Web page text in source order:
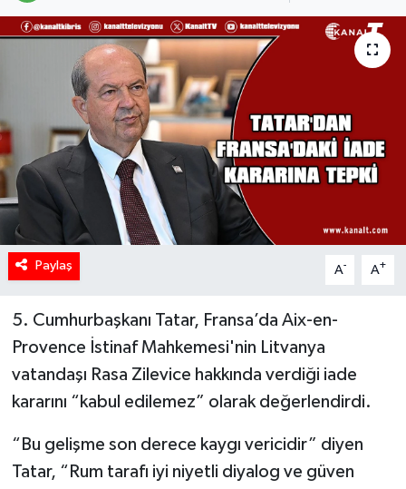
Paylaş A- A+
5. Cumhurbaşkanı Tatar, Fransa’da Aix-en-
Provence İstinaf Mahkemesi'nin Litvanya
vatandaşı Rasa Zilevice hakkında verdiği iade
kararını “kabul edilemez” olarak değerlendirdi.
“Bu gelişme son derece kaygı vericidir” diyen
Tatar, “Rum tarafı iyi niyetli diyalog ve güven